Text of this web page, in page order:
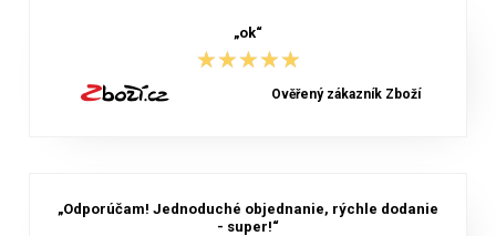
„ok“
★★★★★
★★★★★
Ověřený zákazník Zboží
„Odporúčam! Jednoduché objednanie, rýchle dodanie
- super!“